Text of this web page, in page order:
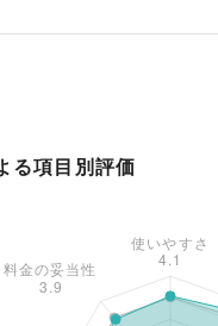
る項目別評価